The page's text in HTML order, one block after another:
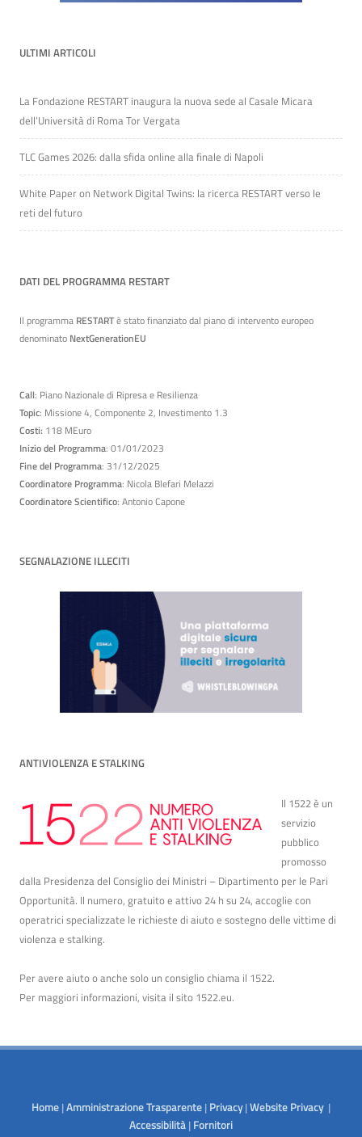
ULTIMI ARTICOLI
La Fondazione RESTART inaugura la nuova sede al Casale Micara
dell’Università di Roma Tor Vergata
TLC Games 2026: dalla sfida online alla finale di Napoli
White Paper on Network Digital Twins: la ricerca RESTART verso le
reti del futuro
DATI DEL PROGRAMMA RESTART
Il programma RESTARTè stato finanziato dal piano di intervento europeo
denominato NextGenerationEU
Call: Piano Nazionale di Ripresa e Resilienza
Topic: Missione 4, Componente 2, Investimento 1.3
Costi: 118 MEuro
Inizio del Programma: 01/01/2023
Fine del Programma: 31/12/2025
Coordinatore Programma: Nicola Blefari Melazzi
Coordinatore Scientifico: Antonio Capone
SEGNALAZIONE ILLECITI
ANTIVIOLENZA E STALKING
Il 1522 è un
servizio
pubblico
promosso
dalla Presidenza del Consiglio dei Ministri – Dipartimento per le Pari
Opportunità. Il numero, gratuito e attivo 24 h su 24, accoglie con
operatrici specializzate le richieste di aiuto e sostegno delle vittime di
violenza e stalking.
Per avere aiuto o anche solo un consiglio chiama il 1522.
Per maggiori informazioni, visita il sito 1522.eu.
Home |Amministrazione Trasparente | Privacy|Website Privacy |
Accessibilità | Fornitori